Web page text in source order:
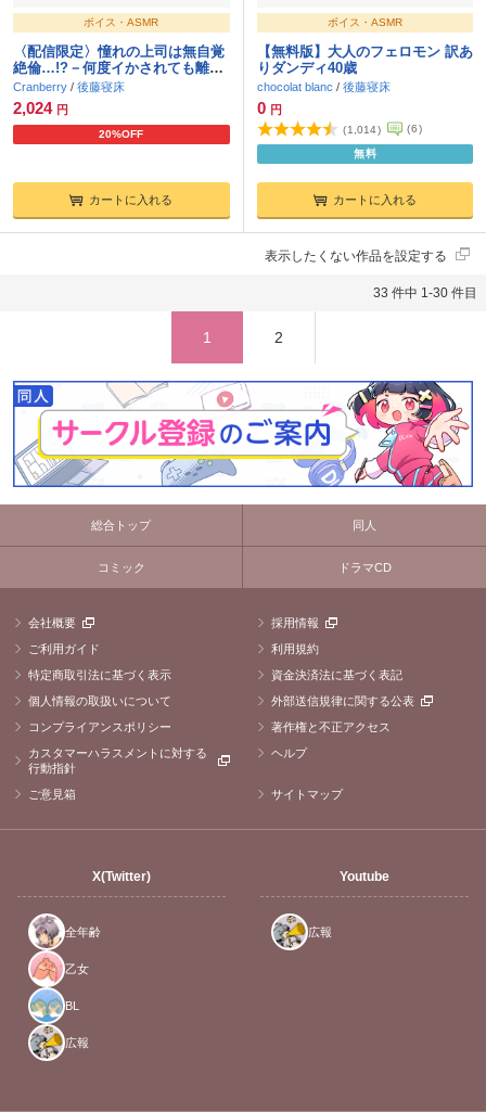
ボイス・ASMR
〈配信限定〉憧れの上司は無自覚
絶倫…!?－何度イかされても離し
てくれない－【出演：後藤寝床】
Cranberry / 後藤寝床
2,024 円
20%OFF
カートに入れる
ボイス・ASMR
【無料版】大人のフェロモン 訳あ
りダンディ40歳
chocolat blanc / 後藤寝床
0 円
無料
( 1,014) (6)
カートに入れる
表示したくない作品を設定する
33 件中 1-30 件目
1 2
総合トップ 同人
コミック ドラマCD
会社概要
採用情報
ご利用ガイド
利用規約
特定商取引法に基づく表示
資金決済法に基づく表記
個人情報の取扱いについて
外部送信規律に関する公表
コンプライアンスポリシー
著作権と不正アクセス
カスタマーハラスメントに対する
行動指針
ヘルプ
ご意見箱 サイトマップ
X(Twitter)
全年齢
乙女
BL
広報
Youtube
広報